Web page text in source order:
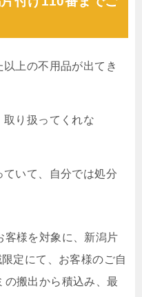
上の不用品が出てき
り扱ってくれな
いて、自分では処分
客様を対象に、新潟片
定にて、お客様のご自
の搬出から積込み、最